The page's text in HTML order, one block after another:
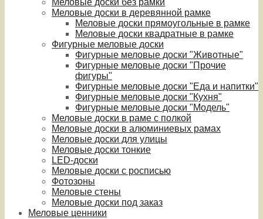
Меловые доски без рамки
Меловые доски в деревянной рамке
Меловые доски прямоугольные в рамке
Меловые доски квадратные в рамке
Фигурные меловые доски
Фигурные меловые доски "Животные"
Фигурные меловые доски "Прочие
фигуры"
Фигурные меловые доски "Еда и напитки"
Фигурные меловые доски "Кухня"
Фигурные меловые доски "Модель"
Меловые доски в раме с полкой
Меловые доски в алюминиевых рамах
Меловые доски для улицы
Меловые доски тонкие
LED-доски
Меловые доски с росписью
Фотозоны
Меловые стены
Меловые доски под заказ
Меловые ценники